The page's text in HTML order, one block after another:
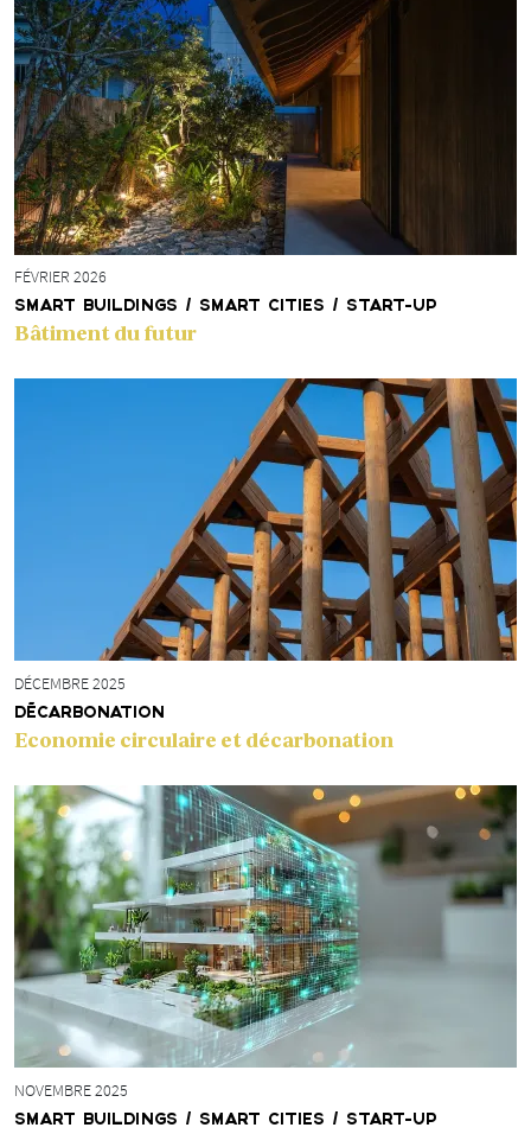
FÉVRIER 2026
SMART BUILDINGS / SMART CITIES / START-UP
Bâtiment du futur
DÉCEMBRE 2025
DÉCARBONATION
Economie circulaire et décarbonation
NOVEMBRE 2025
SMART BUILDINGS / SMART CITIES / START-UP